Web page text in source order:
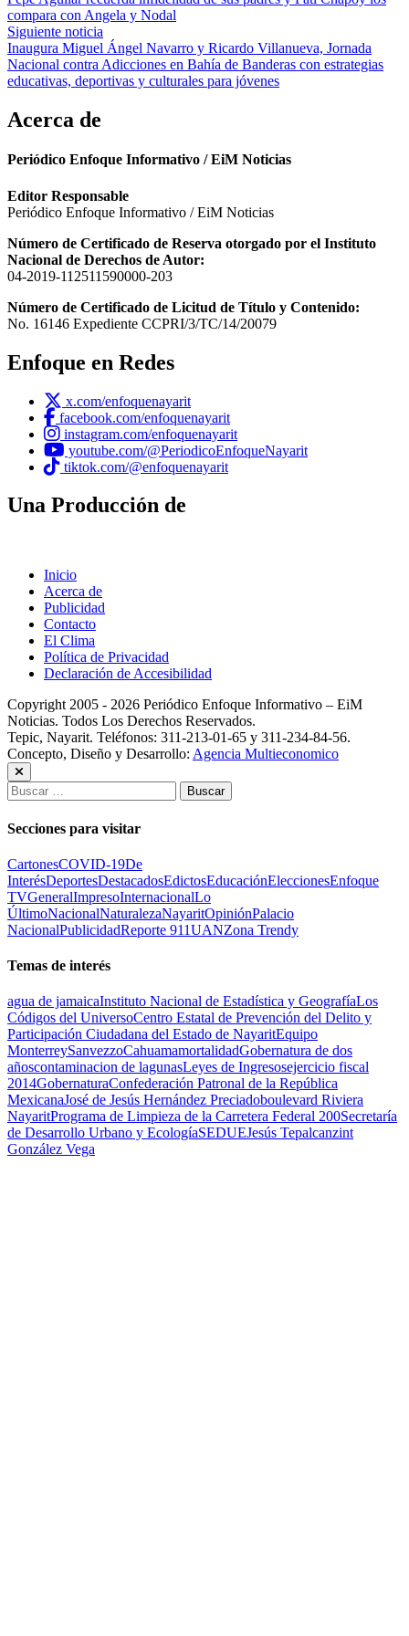
de
entradas
compara con Angela y Nodal
Siguiente noticia
Inaugura Miguel Ángel Navarro y Ricardo Villanueva, Jornada
Nacional contra Adicciones en Bahía de Banderas con estrategias
educativas, deportivas y culturales para jóvenes
Acerca de
Periódico Enfoque Informativo / EiM Noticias
Editor Responsable
Periódico Enfoque Informativo / EiM Noticias
Número de Certificado de Reserva otorgado por el Instituto
Nacional de Derechos de Autor:
04-2019-112511590000-203
Número de Certificado de Licitud de Título y Contenido:
No. 16146 Expediente CCPRI/3/TC/14/20079
Enfoque en Redes
x.com/enfoquenayarit
facebook.com/enfoquenayarit
instagram.com/enfoquenayarit
youtube.com/@PeriodicoEnfoqueNayarit
tiktok.com/@enfoquenayarit
Una Producción de
Inicio
Acerca de
Publicidad
Contacto
El Clima
Política de Privacidad
Declaración de Accesibilidad
Copyright 2005 - 2026 Periódico Enfoque Informativo – EiM
Noticias. Todos Los Derechos Reservados.
Tepic, Nayarit. Teléfonos: 311-213-01-65 y 311-234-84-56.
Concepto, Diseño y Desarrollo: Agencia Multieconomico
Buscar:
Secciones para visitar
CartonesCOVID-19De
InterésDeportesDestacadosEdictosEducaciónEleccionesEnfoque
TVGeneralImpresoInternacionalLo
ÚltimoNacionalNaturalezaNayaritOpiniónPalacio
NacionalPublicidadReporte 911UANZona Trendy
Temas de interés
agua de jamaicaInstituto Nacional de Estadística y GeografíaLos
Códigos del UniversoCentro Estatal de Prevención del Delito y
Participación Ciudadana del Estado de NayaritEquipo
MonterreySanvezzoCahuamamortalidadGobernatura de dos
añoscontaminacion de lagunasLeyes de Ingresosejercicio fiscal
2014GobernaturaConfederación Patronal de la República
MexicanaJosé de Jesús Hernández Preciadoboulevard Riviera
NayaritPrograma de Limpieza de la Carretera Federal 200Secretaría
de Desarrollo Urbano y EcologíaSEDUEJesús Tepalcanzint
González Vega